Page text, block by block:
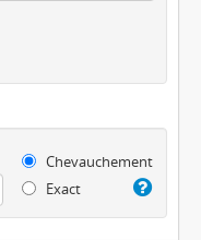
Chevauchement
Exact